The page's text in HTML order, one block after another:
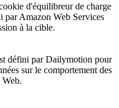
d'équilibreur de charge
par Amazon Web Services
à la cible.
défini par Dailymotion pour
sur le comportement des
Web.